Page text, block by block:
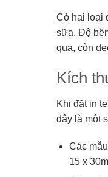
Có hai loại
sữa. Độ
qua, còn
Kích
Khi đặt in
đây là một
Các
15 x